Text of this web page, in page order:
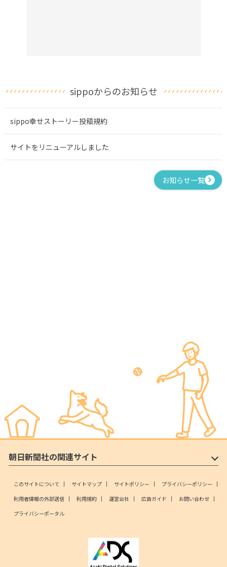
sippoからのお知らせ
sippo幸せストーリー投稿規約
サイトをリニューアルしました
お知らせ一覧
朝日新聞社の関連サイト
このサイトについて サイトマップ サイトポリシー
プライバシーポリシー
利用者情報の外部送信
利用規約 運営会社 広告ガイド
お問い合わせ
プライバシーポータル